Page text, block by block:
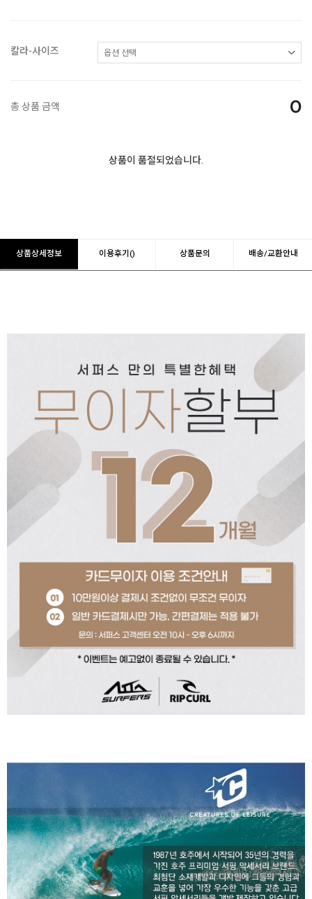
칼라-사이즈
총 상품 금액 0
상품이 품절되었습니다.
상품상세정보 이용후기() 상품문의 배송/교환안내